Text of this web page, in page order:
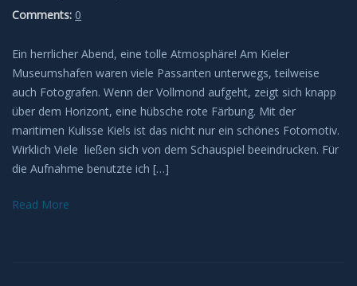
Comments: 0
Ein herrlicher Abend, eine tolle Atmosphäre! Am Kieler
Museumshafen waren viele Passanten unterwegs, teilweise
auch Fotografen. Wenn der Vollmond aufgeht, zeigt sich knapp
über dem Horizont, eine hübsche rote Färbung. Mit der
maritimen Kulisse Kiels ist das nicht nur ein schönes Fotomotiv.
Wirklich Viele ließen sich von dem Schauspiel beeindrucken. Für
die Aufnahme benutzte ich […]
Read More